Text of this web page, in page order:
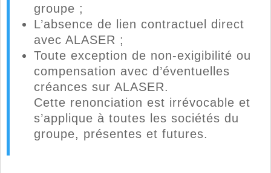
groupe ;
L’absence de lien contractuel direct
avec ALASER ;
Toute exception de non-exigibilité ou
compensation avec d’éventuelles
créances sur ALASER.
Cette renonciation est irrévocable et
s’applique à toutes les sociétés du
groupe, présentes et futures.